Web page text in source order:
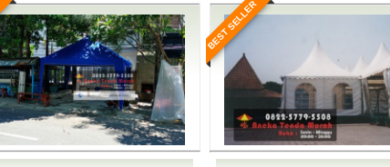
BEST SELLER